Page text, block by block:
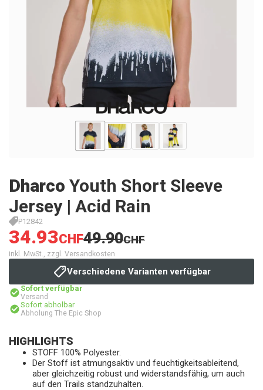
Dharco Youth Short Sleeve
Jersey | Acid Rain
P12842
34.93CHF49.90CHF
inkl. MwSt., zzgl. Versandkosten
Verschiedene Varianten verfügbar
Sofort verfügbar
Versand
Sofort abholbar
Abholung The Epic Shop
HIGHLIGHTS
STOFF 100% Polyester.
Der Stoff ist atmungsaktiv und feuchtigkeitsableitend,
aber gleichzeitig robust und widerstandsfähig, um auch
auf den Trails standzuhalten.